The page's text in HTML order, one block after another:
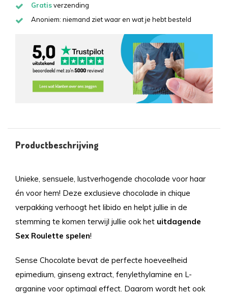
Gratisverzending
Anoniem: niemand ziet waar en wat je hebt besteld
Productbeschrijving
Unieke, sensuele, lustverhogende chocolade voor haar
én voor hem! Deze exclusieve chocolade in chique
verpakking verhoogt het libido en helpt jullie in de
stemming te komen terwijl jullie ook het uitdagende
Sex Roulette spelen!
Sense Chocolate bevat de perfecte hoeveelheid
epimedium, ginseng extract, fenylethylamine en L-
arganine voor optimaal effect. Daarom wordt het ook